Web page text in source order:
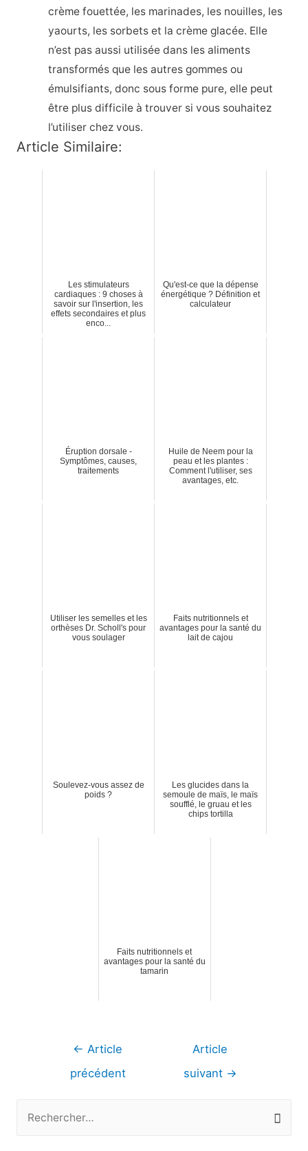
crème fouettée, les marinades, les nouilles, les
yaourts, les sorbets et la crème glacée. Elle
n’est pas aussi utilisée dans les aliments
transformés que les autres gommes ou
émulsifiants, donc sous forme pure, elle peut
être plus difficile à trouver si vous souhaitez
l’utiliser chez vous.
Article Similaire:
Les stimulateurs
cardiaques : 9 choses à
savoir sur l'insertion, les
effets secondaires et plus
enco...
Qu'est-ce que la dépense
énergétique ? Définition et
calculateur
Éruption dorsale -
Symptômes, causes,
traitements
Huile de Neem pour la
peau et les plantes :
Comment l'utiliser, ses
avantages, etc.
Utiliser les semelles et les
orthèses Dr. Scholl's pour
vous soulager
Faits nutritionnels et
avantages pour la santé du
lait de cajou
Soulevez-vous assez de
poids ?
Les glucides dans la
semoule de maïs, le maïs
soufflé, le gruau et les
chips tortilla
Faits nutritionnels et
avantages pour la santé du
tamarin
Navigation
← Article
précédent
Article
suivant →